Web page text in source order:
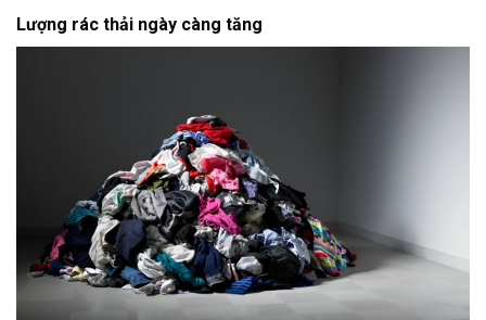
Lượng rác thải ngày càng tăng